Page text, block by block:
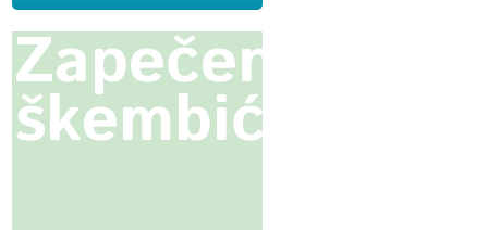
Zapečeni
škembići